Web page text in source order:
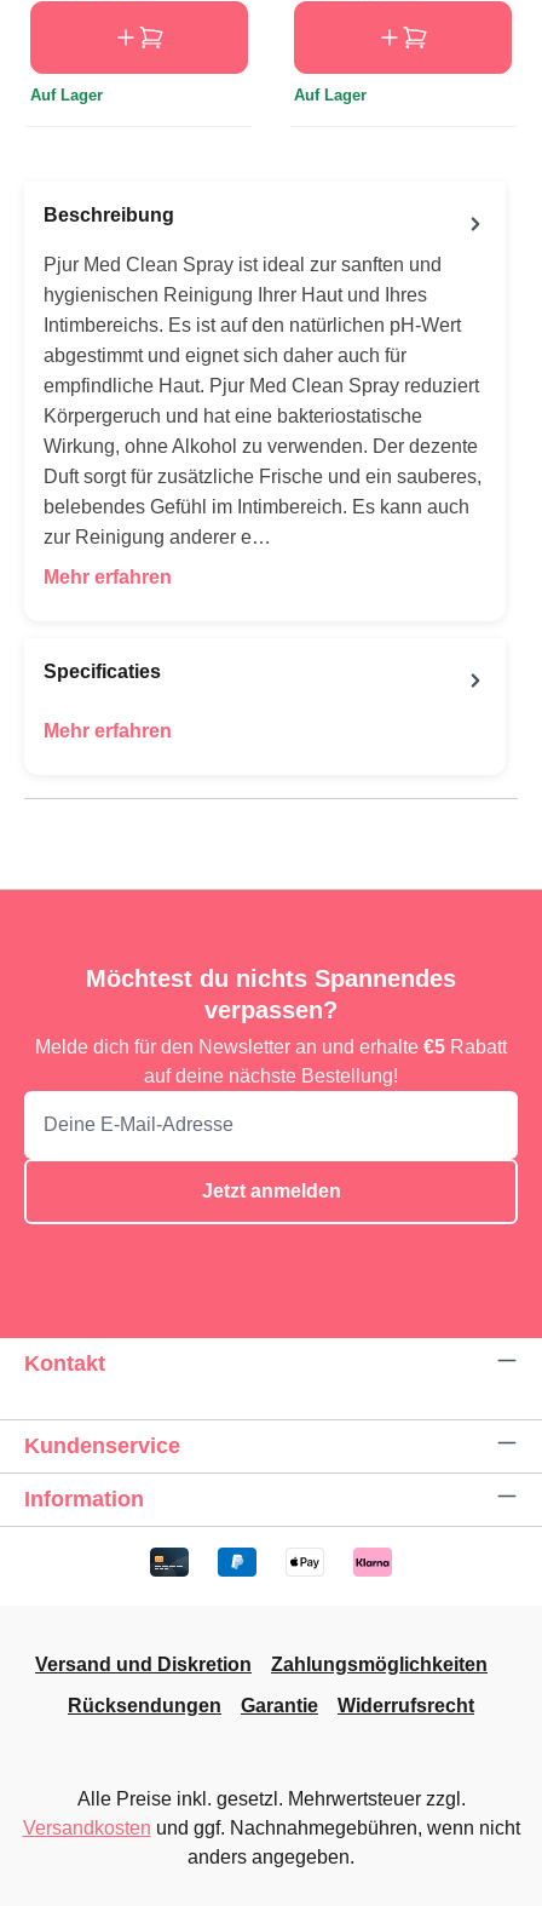
Auf Lager Auf Lager
Beschreibung
Pjur Med Clean Spray ist ideal zur sanften und
hygienischen Reinigung Ihrer Haut und Ihres
Intimbereichs. Es ist auf den natürlichen pH-Wert
abgestimmt und eignet sich daher auch für
empfindliche Haut. Pjur Med Clean Spray reduziert
Körpergeruch und hat eine bakteriostatische
Wirkung, ohne Alkohol zu verwenden. Der dezente
Duft sorgt für zusätzliche Frische und ein sauberes,
belebendes Gefühl im Intimbereich. Es kann auch
zur Reinigung anderer e…
Mehr erfahren
Specificaties
Mehr erfahren
Möchtest du nichts Spannendes
verpassen?
Melde dich für den Newsletter an und erhalte €5 Rabatt
auf deine nächste Bestellung!
Jetzt anmelden
Kontakt
Kundenservice
Information
Versand und Diskretion
Zahlungsmöglichkeiten
Rücksendungen
Garantie Widerrufsrecht
Alle Preise inkl. gesetzl. Mehrwertsteuer zzgl.
Versandkosten und ggf. Nachnahmegebühren, wenn nicht
anders angegeben.